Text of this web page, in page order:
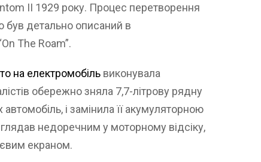
II 1929 року. Процес перетворення
був детально описаний в
The Roam”.
на електромобіль виконувала
обережно зняла 7,7-літрову рядну
і замінила її акумуляторною
недоречним у моторному відсіку,
екраном.